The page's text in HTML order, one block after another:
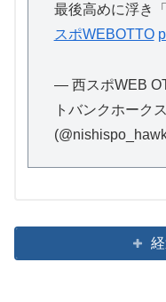
最後高めに浮き
スポWEBOTTO
— 西スポWEB
トバンクホーク